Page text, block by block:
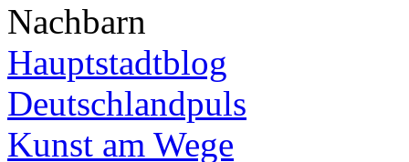
Nachbarn
Hauptstadtblog
Deutschlandpuls
Kunst am Wege